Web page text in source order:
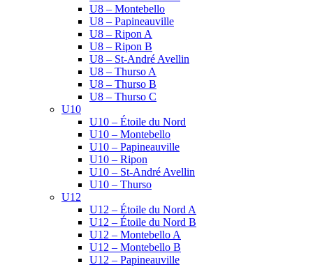
U8 – Montebello
U8 – Papineauville
U8 – Ripon A
U8 – Ripon B
U8 – St-André Avellin
U8 – Thurso A
U8 – Thurso B
U8 – Thurso C
U10
U10 – Étoile du Nord
U10 – Montebello
U10 – Papineauville
U10 – Ripon
U10 – St-André Avellin
U10 – Thurso
U12
U12 – Étoile du Nord A
U12 – Étoile du Nord B
U12 – Montebello A
U12 – Montebello B
U12 – Papineauville